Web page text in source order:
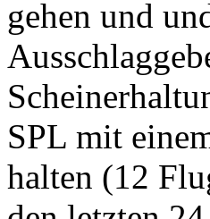
gehen und
SPL mit
halten (12